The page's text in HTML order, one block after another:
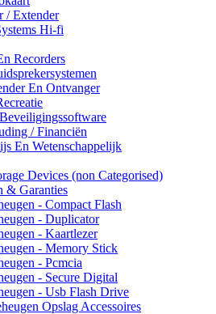
/ Extender
Hi-fi
Recorders
En Ontvanger
/ Financiën
En Wetenschappelijk
Devices (non Categorised)
& Garanties
- Compact Flash
- Duplicator
- Kaartlezer
- Memory Stick
- Pcmcia
- Secure Digital
- Usb Flash Drive
Opslag Accessoires